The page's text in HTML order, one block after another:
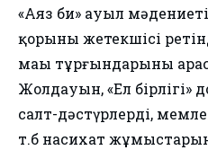
«Аяз би» ауыл
қорының жетекшісі
маңы тұрғындарының
Жолдауын, «Ел
салт-дәстүрлерді,
т.б насихат